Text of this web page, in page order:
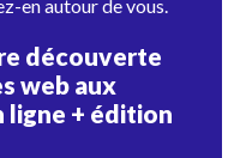
en autour de vous.
découverte
web aux
ligne + édition